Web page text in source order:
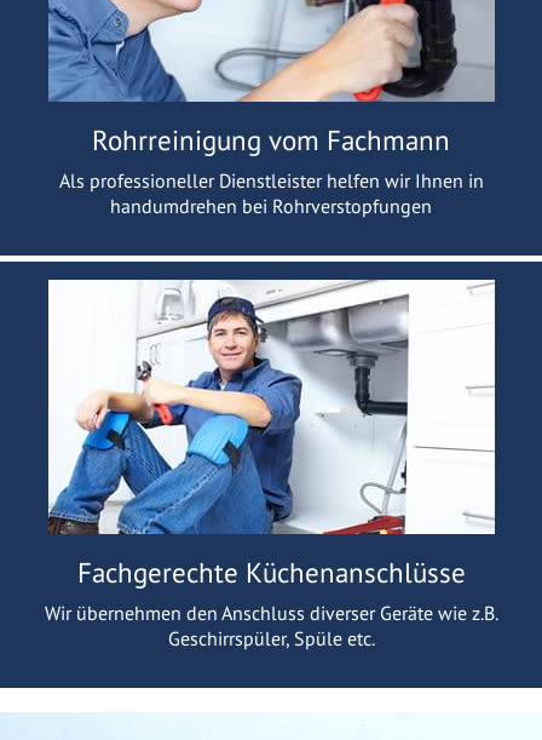
Rohrreinigung vom Fachmann
Als professioneller Dienstleister helfen wir Ihnen in
handumdrehen bei Rohrverstopfungen
Fachgerechte Küchenanschlüsse
Wir übernehmen den Anschluss diverser Geräte wie z.B.
Geschirrspüler, Spüle etc.